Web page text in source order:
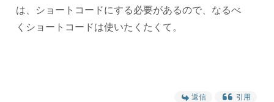
は、ショートコードにする必要があるので、なるべ
くショートコードは使いたくたくて。
返信 引用